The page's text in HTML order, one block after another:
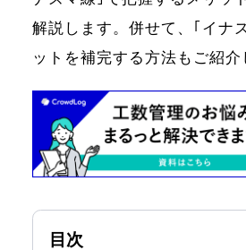
解説します。併せて、｢イナ
ットを補完する方法もご紹介
目次